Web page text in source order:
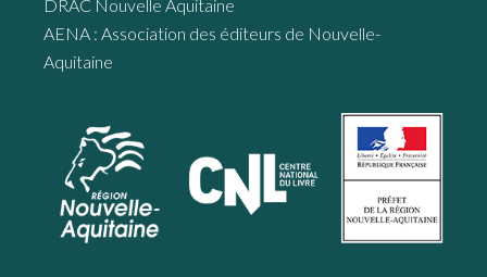
DRAC Nouvelle Aquitaine
AENA : Association des éditeurs de Nouvelle-
Aquitaine